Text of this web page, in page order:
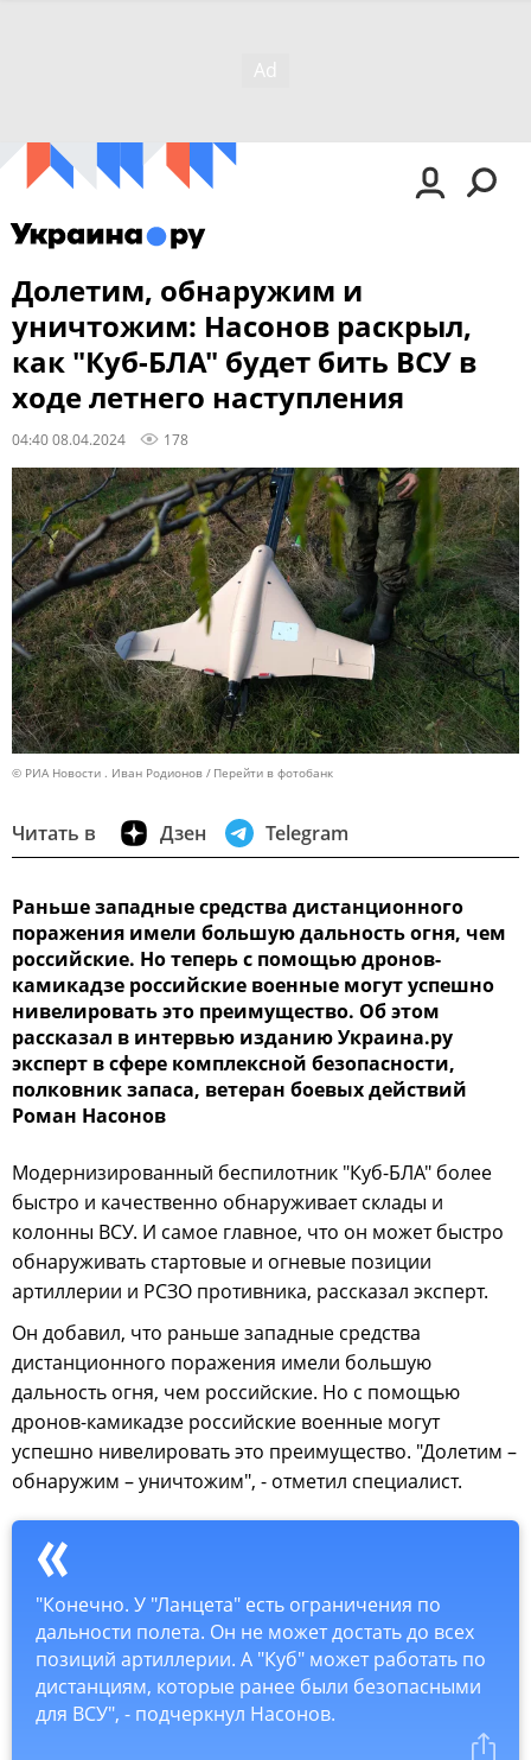
Долетим, обнаружим и
уничтожим: Насонов раскрыл,
как "Куб-БЛА" будет бить ВСУ в
ходе летнего наступления
04:40 08.04.2024 178
© РИА Новости . Иван Родионов Перейти в фотобанк
Читать в Дзен Telegram
Раньше западные средства дистанционного
поражения имели большую дальность огня, чем
российские. Но теперь с помощью дронов-
камикадзе российские военные могут успешно
нивелировать это преимущество. Об этом
рассказал в интервью изданию Украина.ру
эксперт в сфере комплексной безопасности,
полковник запаса, ветеран боевых действий
Роман Насонов
Модернизированный беспилотник "Куб-БЛА" более
быстро и качественно обнаруживает склады и
колонны ВСУ. И самое главное, что он может быстро
обнаруживать стартовые и огневые позиции
артиллерии и РСЗО противника, рассказал эксперт.
Он добавил, что раньше западные средства
дистанционного поражения имели большую
дальность огня, чем российские. Но с помощью
дронов-камикадзе российские военные могут
успешно нивелировать это преимущество. "Долетим –
обнаружим – уничтожим", - отметил специалист.
"Конечно. У "Ланцета" есть ограничения по
дальности полета. Он не может достать до всех
позиций артиллерии. А "Куб" может работать по
дистанциям, которые ранее были безопасными
для ВСУ", - подчеркнул Насонов.